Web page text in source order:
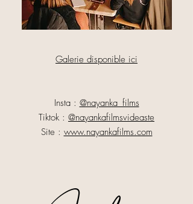
Galerie disponible ici
Insta : @nayanka_films
Tiktok : @nayankafilmsvideaste
Site : www.nayankafilms.com